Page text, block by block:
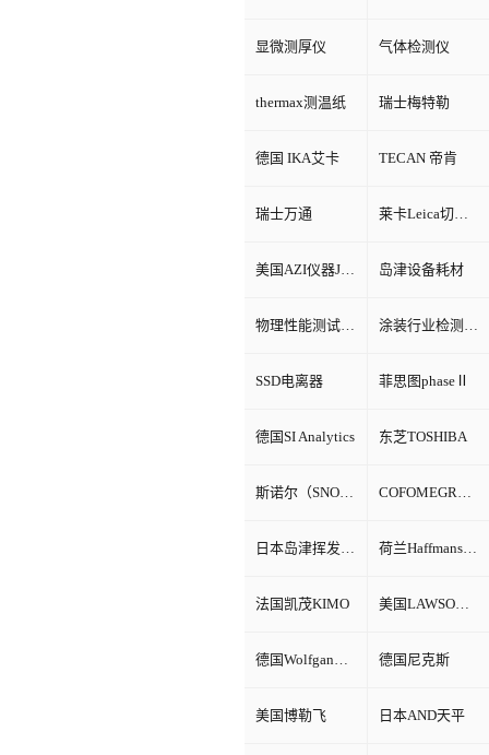
显微测厚仪 气体检测仪
thermax测温纸 瑞士梅特勒
德国 IKA艾卡 TECAN 帝肯
瑞士万通 莱卡Leica切片机和显微镜
美国AZI仪器Jerome环境检测仪器 岛津设备耗材
物理性能测试仪器 涂装行业检测设备
SSD电离器 菲思图phaseⅡ
德国SI Analytics 东芝TOSHIBA
斯诺尔（SNOL） COFOMEGRA盐雾腐蚀试验箱
日本岛津挥发性有机物VOC检测 荷兰Haffmans（哈夫曼）
法国凯茂KIMO 美国LAWSON劳森海默菲尔
德国Wolfgang Warmbier 德国尼克斯
美国博勒飞 日本AND天平